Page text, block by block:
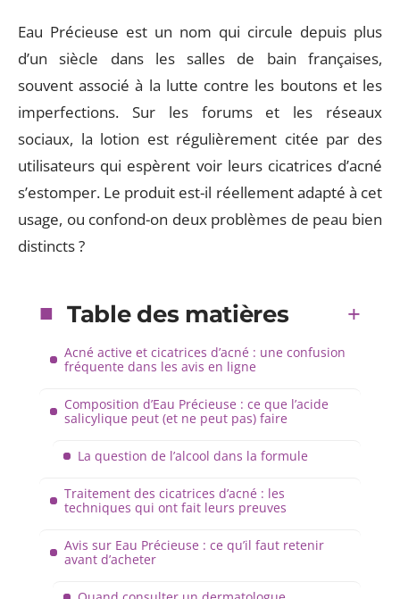
Eau Précieuse est un nom qui circule depuis plus
d’un siècle dans les salles de bain françaises,
souvent associé à la lutte contre les boutons et les
imperfections. Sur les forums et les réseaux
sociaux, la lotion est régulièrement citée par des
utilisateurs qui espèrent voir leurs cicatrices d’acné
s’estomper. Le produit est-il réellement adapté à cet
usage, ou confond-on deux problèmes de peau bien
distincts ?
Table des matières
Acné active et cicatrices d’acné : une confusion
fréquente dans les avis en ligne
Composition d’Eau Précieuse : ce que l’acide
salicylique peut (et ne peut pas) faire
La question de l’alcool dans la formule
Traitement des cicatrices d’acné : les
techniques qui ont fait leurs preuves
Avis sur Eau Précieuse : ce qu’il faut retenir
avant d’acheter